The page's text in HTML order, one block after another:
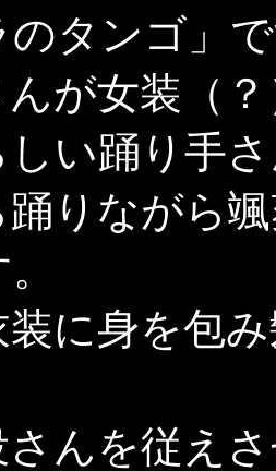
のタンゴ」
が女装（
い踊り手
りながら
に身を包
んを従え